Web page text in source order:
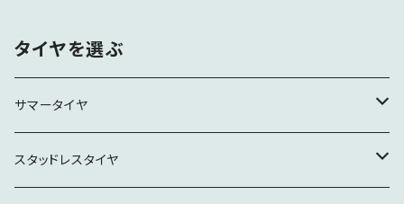
タイヤを選ぶ
サマータイヤ
15インチ
スタッドレスタイヤ